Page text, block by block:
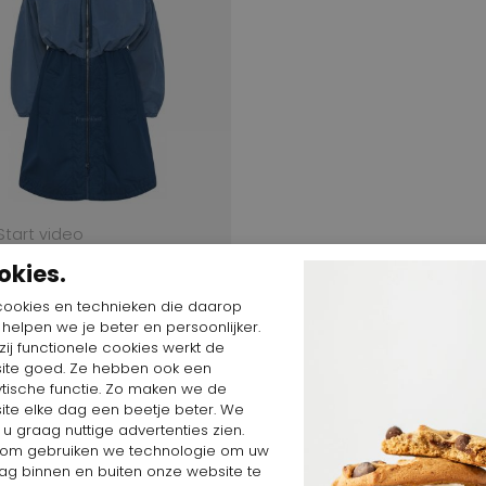
video
$ 712,35 $
735037
U EENVOUDIG BESTELLEN BIJ
en technieken die daarop
helpen we je beter en persoonlijker.
functionele cookies werkt de
goed. Ze hebben ook een
functie. Zo maken we de
elke dag een beetje beter. We
graag nuttige advertenties zien.
gebruiken we technologie om uw
binnen en buiten onze website te